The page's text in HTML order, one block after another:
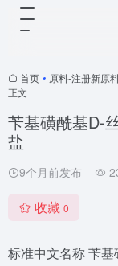
首页 • 原料-注册新原
正文
苄基磺酰基D-
盐
9个月前发布
收藏 0
标准中文名称 苄